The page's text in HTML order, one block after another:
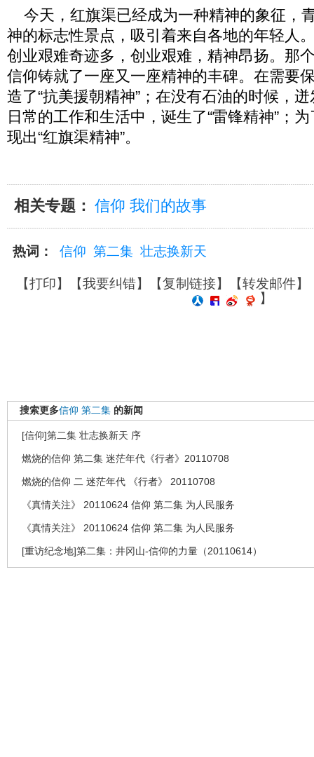
今天，红旗渠已经成为一种精神的象征，
神的标志性景点，吸引着来自各地的年轻人
创业艰难奇迹多，创业艰难，精神昂扬。那
信仰铸就了一座又一座精神的丰碑。在需要
造了“抗美援朝精神”；在没有石油的时候，迸
日常的工作和生活中，诞生了“雷锋精神”；
现出“红旗渠精神”。
相关专题： 信仰 我们的故事
热词： 信仰 第二集 壮志换新天
【打印】【我要纠错】【复制链接】【转发邮件】
】
搜索更多信仰 第二集 的新闻
[信仰]第二集 壮志换新天 序
燃烧的信仰 第二集 迷茫年代《行者》20110708
燃烧的信仰 二 迷茫年代 《行者》 20110708
《真情关注》 20110624 信仰 第二集 为人民服务
《真情关注》 20110624 信仰 第二集 为人民服务
[重访纪念地]第二集：井冈山-信仰的力量（20110614）